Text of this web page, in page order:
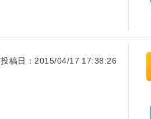
投稿日：2015/04/17 17:38:26